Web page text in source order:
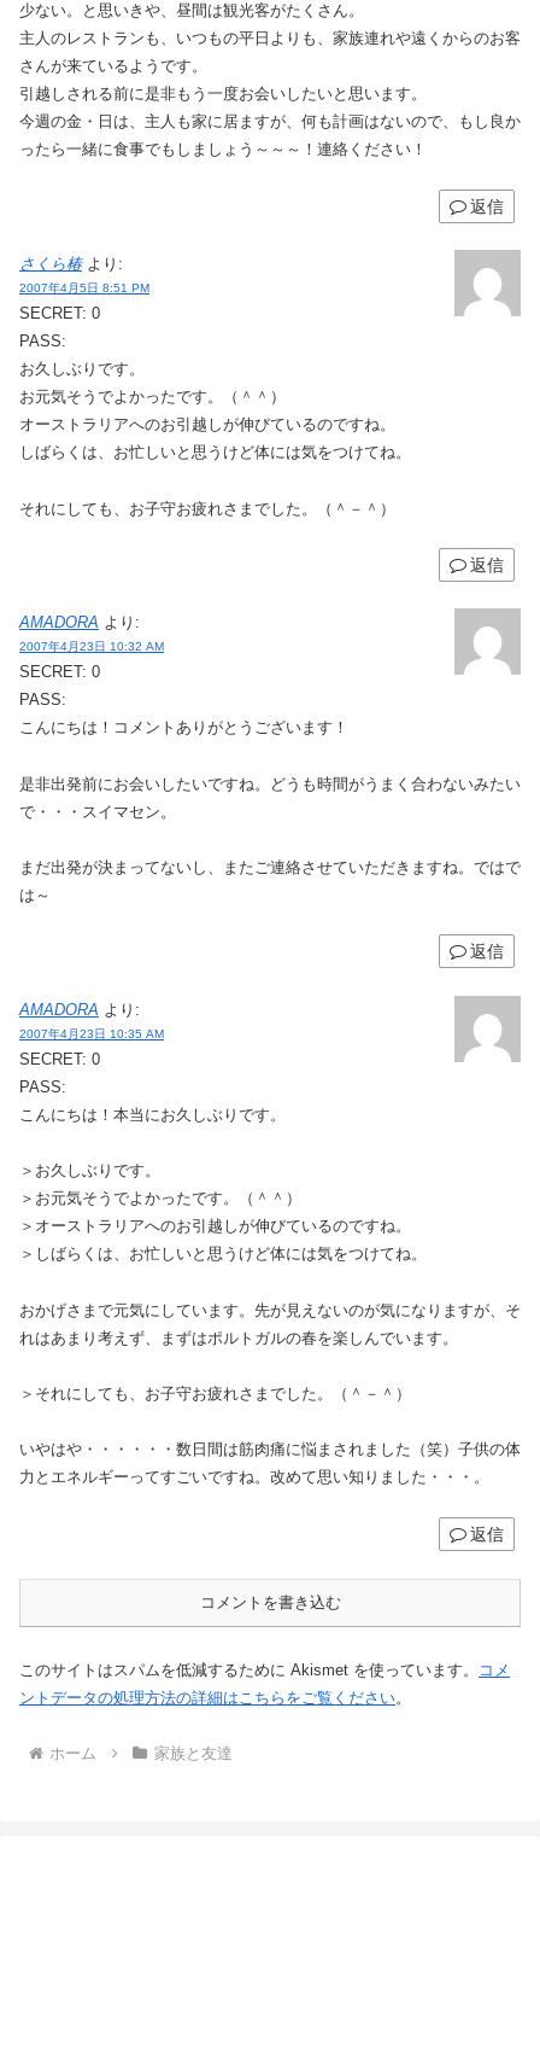
少ない。と思いきや、昼間は観光客がたくさん。
主人のレストランも、いつもの平日よりも、家族連れや遠くからのお客
さんが来ているようです。
引越しされる前に是非もう一度お会いしたいと思います。
今週の金・日は、主人も家に居ますが、何も計画はないので、もし良か
ったら一緒に食事でもしましょう～～～！連絡ください！
返信
さくら椿 より:
2007年4月5日 8:51 PM
SECRET: 0
PASS:
お久しぶりです。
お元気そうでよかったです。（＾＾）
オーストラリアへのお引越しが伸びているのですね。
しばらくは、お忙しいと思うけど体には気をつけてね。
それにしても、お子守お疲れさまでした。（＾－＾）
返信
AMADORA より:
2007年4月23日 10:32 AM
SECRET: 0
PASS:
こんにちは！コメントありがとうございます！
是非出発前にお会いしたいですね。どうも時間がうまく合わないみたい
で・・・スイマセン。
まだ出発が決まってないし、またご連絡させていただきますね。ではで
は～
返信
AMADORA より:
2007年4月23日 10:35 AM
SECRET: 0
PASS:
こんにちは！本当にお久しぶりです。
＞お久しぶりです。
＞お元気そうでよかったです。（＾＾）
＞オーストラリアへのお引越しが伸びているのですね。
＞しばらくは、お忙しいと思うけど体には気をつけてね。
おかげさまで元気にしています。先が見えないのが気になりますが、そ
れはあまり考えず、まずはポルトガルの春を楽しんでいます。
＞それにしても、お子守お疲れさまでした。（＾－＾）
いやはや・・・・・・数日間は筋肉痛に悩まされました（笑）子供の体
力とエネルギーってすごいですね。改めて思い知りました・・・。
返信
コメントを書き込む
このサイトはスパムを低減するために Akismet を使っています。
コメ
ントデータの処理方法の詳細はこちらをご覧ください。
ホーム 家族と友達